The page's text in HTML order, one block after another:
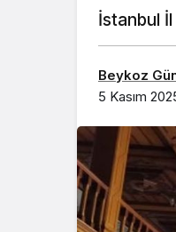
İstanbul
Beykoz
5 Kasım